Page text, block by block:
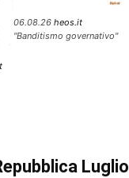
06.08.26 heos.it
"Banditismo governativo"
Luglio